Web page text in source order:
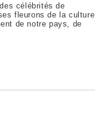
célébrités de
fleurons de la culture
de notre pays, de